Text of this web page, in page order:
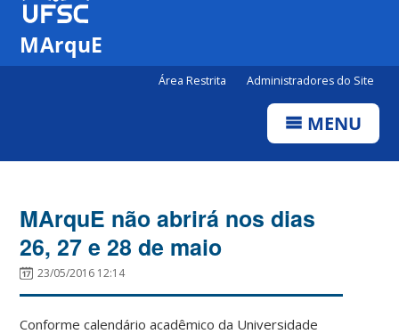
MArquE
Área Restrita Administradores do Site
MENU
MArquE não abrirá nos dias
26, 27 e 28 de maio
23/05/2016 12:14
Conforme calendário acadêmico da Universidade